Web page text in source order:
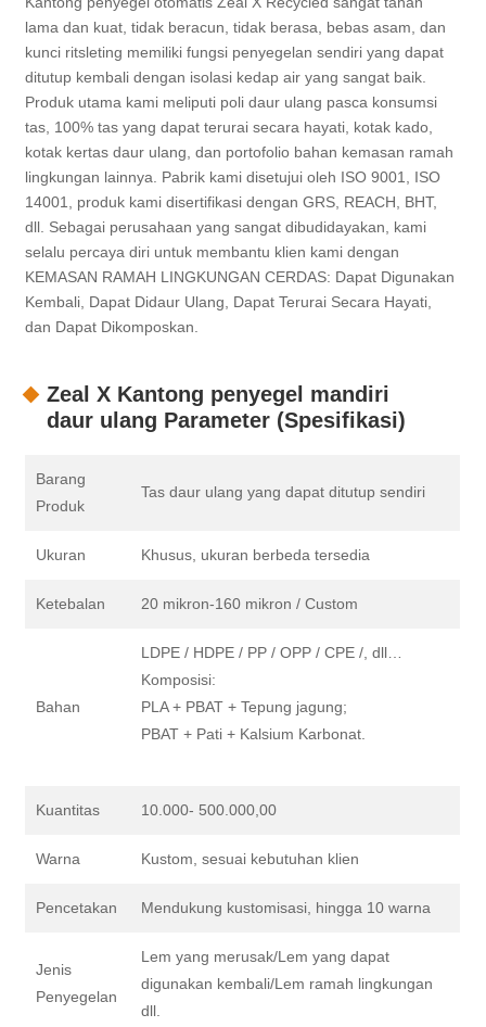
lama dan kuat, tidak beracun, tidak berasa, bebas asam, dan
kunci ritsleting memiliki fungsi penyegelan sendiri yang dapat
ditutup kembali dengan isolasi kedap air yang sangat baik.
Produk utama kami meliputi poli daur ulang pasca konsumsi
tas, 100% tas yang dapat terurai secara hayati, kotak kado,
kotak kertas daur ulang, dan portofolio bahan kemasan ramah
lingkungan lainnya. Pabrik kami disetujui oleh ISO 9001, ISO
14001, produk kami disertifikasi dengan GRS, REACH, BHT,
dll. Sebagai perusahaan yang sangat dibudidayakan, kami
selalu percaya diri untuk membantu klien kami dengan
KEMASAN RAMAH LINGKUNGAN CERDAS: Dapat Digunakan
Kembali, Dapat Didaur Ulang, Dapat Terurai Secara Hayati,
dan Dapat Dikomposkan.
Zeal X Kantong penyegel mandiri
daur ulang Parameter (Spesifikasi)
Barang
Produk
Tas daur ulang yang dapat ditutup sendiri
Ukuran Khusus, ukuran berbeda tersedia
Ketebalan 20 mikron-160 mikron / Custom
Bahan
LDPE / HDPE / PP / OPP / CPE /, dll…
Komposisi:
PLA + PBAT + Tepung jagung;
PBAT + Pati + Kalsium Karbonat.
Kuantitas 10.000- 500.000,00
Warna Kustom, sesuai kebutuhan klien
Pencetakan Mendukung kustomisasi, hingga 10 warna
Jenis
Penyegelan
Lem yang merusak/Lem yang dapat
digunakan kembali/Lem ramah lingkungan
dll.